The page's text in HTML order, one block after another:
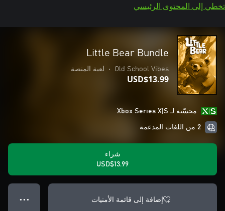
تخطي إلى المحتوى الرئيسي
Little Bear Bundle
Old School Vibes
• لعبة المنصة
USD$13.99
محسّنة لـ Xbox Series X|S
2 من اللغات المدعمة
شراء
USD$13.99
إضافة إلى قائمة الأمنيات ● ● ●